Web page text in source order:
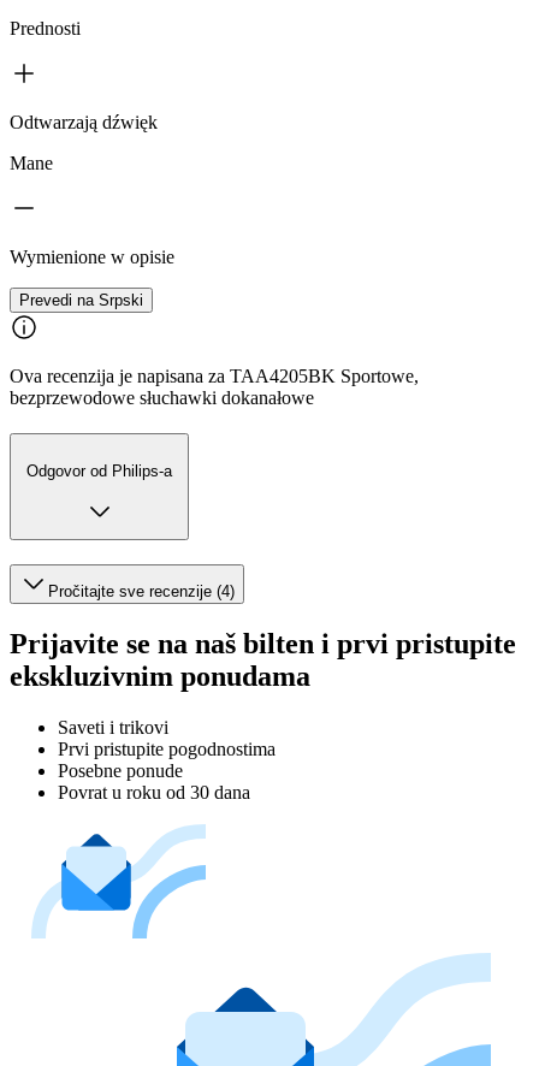
Prednosti
Odtwarzają dźwięk
Mane
Wymienione w opisie
Prevedi na Srpski
Ova recenzija je napisana za TAA4205BK Sportowe,
bezprzewodowe słuchawki dokanałowe
Odgovor od Philips-a
Pročitajte sve recenzije (4)
Prijavite se na naš bilten i prvi pristupite
ekskluzivnim ponudama
Saveti i trikovi
Prvi pristupite pogodnostima
Posebne ponude
Povrat u roku od 30 dana